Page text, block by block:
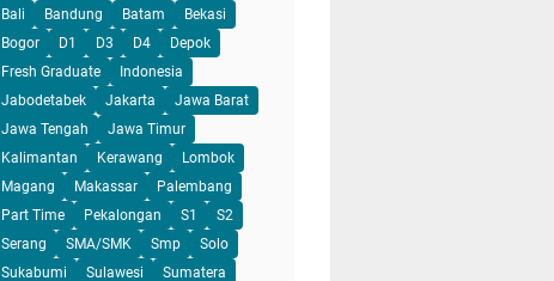
Bali Bandung Batam
Bekasi
Bogor
D1 D3 D4
Depok
Fresh Graduate
Indonesia
Jabodetabek
Jakarta
Jawa Barat
Jawa Tengah
Jawa Timur
Kalimantan
Kerawang
Lombok
Magang
Makassar
Palembang
Part Time
Pekalongan S1
S2
Serang
SMA/SMK Smp
Solo
Sukabumi
Sulawesi
Sumatera